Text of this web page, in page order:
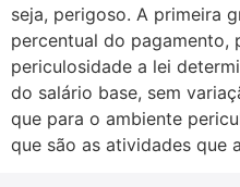
seja, perigoso. A primeira
percentual do pagamento,
periculosidade a lei
do salário base, sem
que para o ambiente
que são as atividades que